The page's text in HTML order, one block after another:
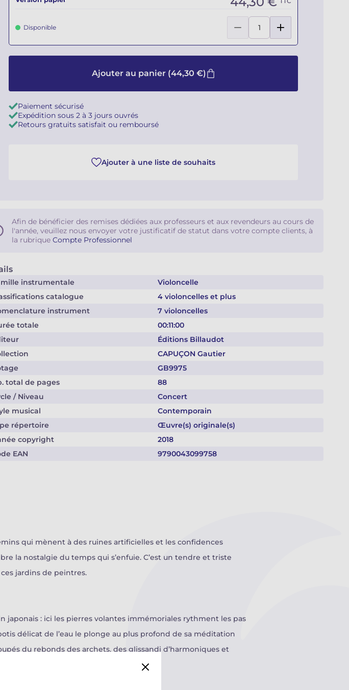
instrumentale
Violoncelle
catalogue
4 violoncelles et plus
instrument
7 violoncelles
totale
00:11:00
Éditions Billaudot
CAPUÇON Gautier
GB9975
total de pages
88
/ Niveau
Concert
musical
Contemporain
répertoire
Œuvre(s) originale(s)
copyright
2018
EAN
9790043099758
Disponible
Ajouter au panier(44,30 €)
Paiement sécurisé
Expédition sous 2 à 3 jours ouvrés
Retours gratuits satisfait ou remboursé
Ajouter à une liste de souhaits
Afin de bénéficier des remises dédiées aux professeurs et aux revendeurs au cours de
l'année, veuillez nous envoyer votre justificatif de statut dans votre compte clients, à
la rubrique Compte Professionnel
qui mènent à des ruines artificielles et les confidences
la nostalgie du temps qui s’enfuie. C’est un tendre et triste
jardins de peintres.
: ici les pierres volantes immémoriales rythment les pas
délicat de l’eau le plonge au plus profond de sa méditation
du rebonds des archets, des glissandi d’harmoniques et
se fait entendre par un violoncelle solo…